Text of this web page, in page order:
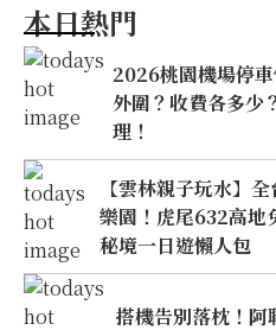
本日熱門
2026桃園機場停
外圍？收費各多少
理！
【雲林親子玩水】
樂園！虎尾632高地
秘境一日遊懶人包
搭機告別落枕！阿